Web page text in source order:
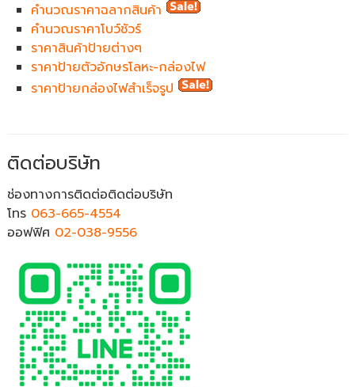
คำนวณราคาฉลากสินค้า
คำนวณราคาโบว์ชัวร์
ราคาสินค้าป้ายต่างๆ
ราคาป้ายตัวอักษรโลหะ-กล่องไฟ
ราคาป้ายกล่องไฟสำเร็จรูป
ติดต่อบริษัท
ช่องทางการติดต่อติดต่อบริษัท
โทร 063-665-4554
ออฟฟิศ 02-038-9556